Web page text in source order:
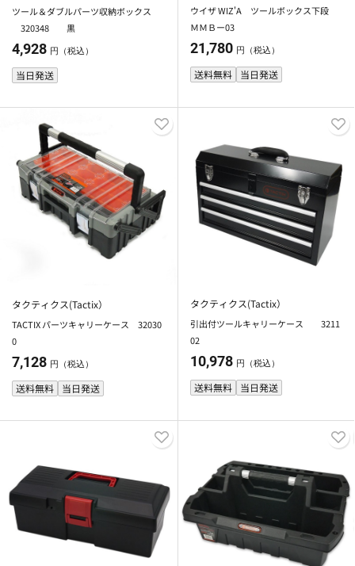
ツール＆ダブルパーツ収納ボックス
320348 黒
4,928 円（税込）
当日発送
ウイザ WIZ'A ツールボックス下段
ＭＭＢー03
21,780 円（税込）
送料無料 当日発送
タクティクス(Tactix）
TACTIX パーツキャリーケース 32030
0
7,128 円（税込）
送料無料 当日発送
タクティクス(Tactix）
引出付ツールキャリーケース 3211
02
10,978 円（税込）
送料無料 当日発送